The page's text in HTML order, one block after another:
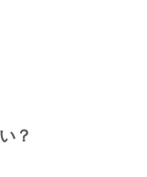
？